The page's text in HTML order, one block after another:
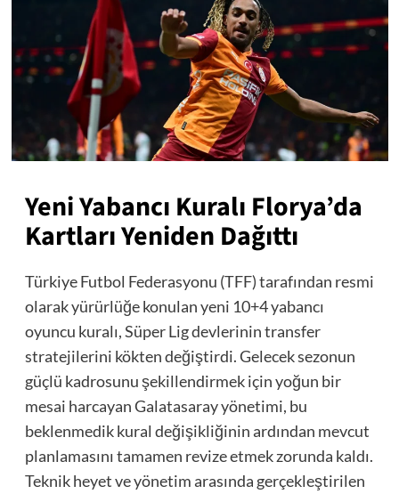
Yeni Yabancı Kuralı Florya’da
Kartları Yeniden Dağıttı
Türkiye Futbol Federasyonu (TFF) tarafından resmi
olarak yürürlüğe konulan yeni 10+4 yabancı
oyuncu kuralı, Süper Lig devlerinin transfer
stratejilerini kökten değiştirdi. Gelecek sezonun
güçlü kadrosunu şekillendirmek için yoğun bir
mesai harcayan Galatasaray yönetimi, bu
beklenmedik kural değişikliğinin ardından mevcut
planlamasını tamamen revize etmek zorunda kaldı.
Teknik heyet ve yönetim arasında gerçekleştirilen